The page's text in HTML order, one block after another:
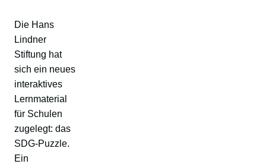
Die Hans
Lindner
Stiftung hat
sich ein neues
interaktives
Lernmaterial
für Schulen
zugelegt: das
SDG-Puzzle.
Ein